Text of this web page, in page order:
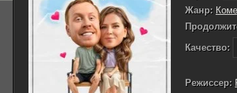
Жанр:
Качество:
Режиссер: